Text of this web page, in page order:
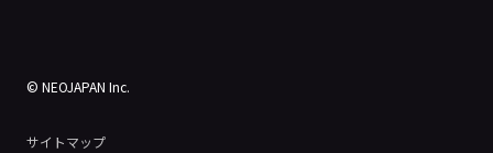
© NEOJAPAN Inc.
サイトマップ